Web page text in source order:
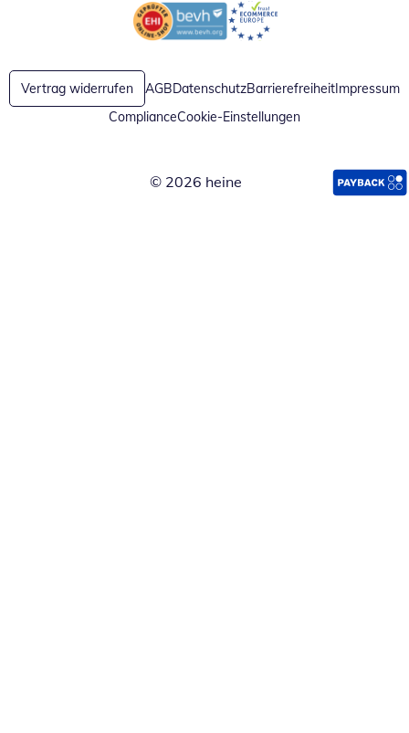
Öffnet in neuem FensterÖffnet in neuem Fenster
Vertrag widerrufen AGBDatenschutzBarrierefreiheitImpressum
ComplianceCookie-Einstellungen
© 2026 heine